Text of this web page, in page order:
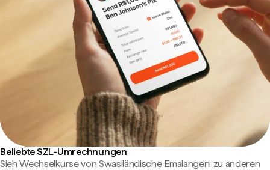
Beliebte SZL-Umrechnungen
Sieh Wechselkurse von Swasiländische Emalangeni zu anderen